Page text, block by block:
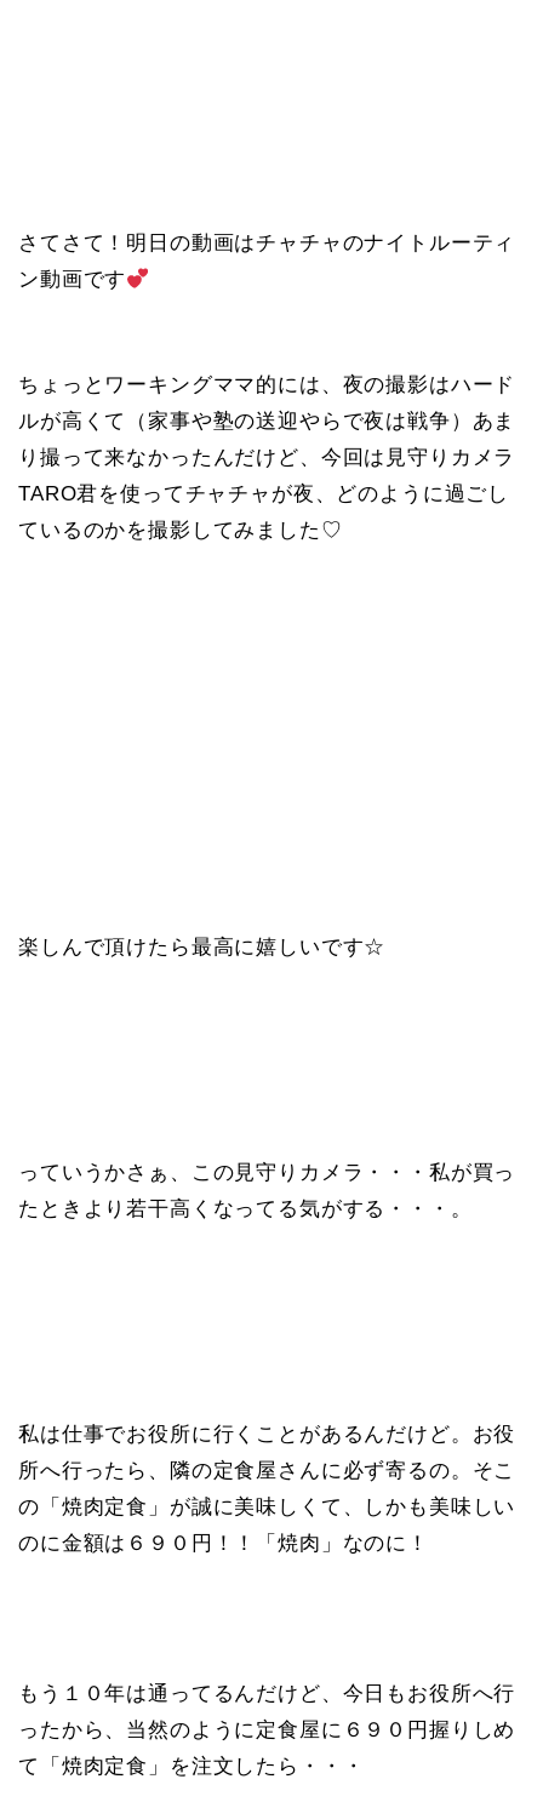
さてさて！明日の動画はチャチャのナイトルーティ
ン動画です
ちょっとワーキングママ的には、夜の撮影はハード
ルが高くて（家事や塾の送迎やらで夜は戦争）あま
り撮って来なかったんだけど、今回は見守りカメラ
TARO君を使ってチャチャが夜、どのように過ごし
ているのかを撮影してみました♡
楽しんで頂けたら最高に嬉しいです☆
っていうかさぁ、この見守りカメラ・・・私が買っ
たときより若干高くなってる気がする・・・。
私は仕事でお役所に行くことがあるんだけど。お役
所へ行ったら、隣の定食屋さんに必ず寄るの。そこ
の「焼肉定食」が誠に美味しくて、しかも美味しい
のに金額は６９０円！！「焼肉」なのに！
もう１０年は通ってるんだけど、今日もお役所へ行
ったから、当然のように定食屋に６９０円握りしめ
て「焼肉定食」を注文したら・・・